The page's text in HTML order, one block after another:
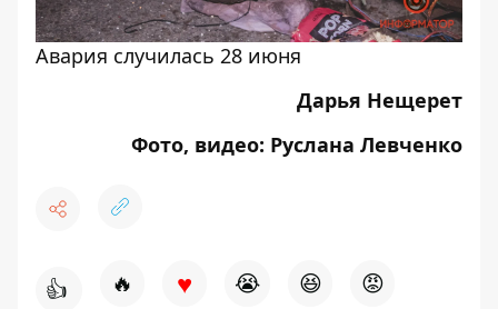
Авария случилась 28 июня
Дарья Нещерет
Фото, видео: Руслана Левченко
👍 🔥 ♥ 😭 😆 😡